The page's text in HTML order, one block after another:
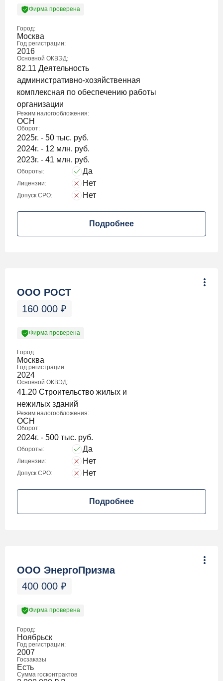
Фирма проверена
Город:
Москва
Год регистрации:
2016
Основной ОКВЭД:
82.11 Деятельность
административно-хозяйственная
комплексная по обеспечению работы
организации
Режим налогообложения:
ОСН
Оборот:
2025г. - 50 тыс. руб.
2024г. - 12 млн. руб.
2023г. - 41 млн. руб.
Обороты: Да
Лицензии: Нет
Допуск СРО: Нет
Подробнее
ООО РОСТ
160 000 ₽
Фирма проверена
Город:
Москва
Год регистрации:
2024
Основной ОКВЭД:
41.20 Строительство жилых и
нежилых зданий
Режим налогообложения:
ОСН
Оборот:
2024г. - 500 тыс. руб.
Обороты: Да
Лицензии: Нет
Допуск СРО: Нет
Подробнее
ООО ЭнергоПризма
400 000 ₽
Фирма проверена
Город:
Ноябрьск
Год регистрации:
2007
Госзаказы
Есть
Сумма госконтрактов